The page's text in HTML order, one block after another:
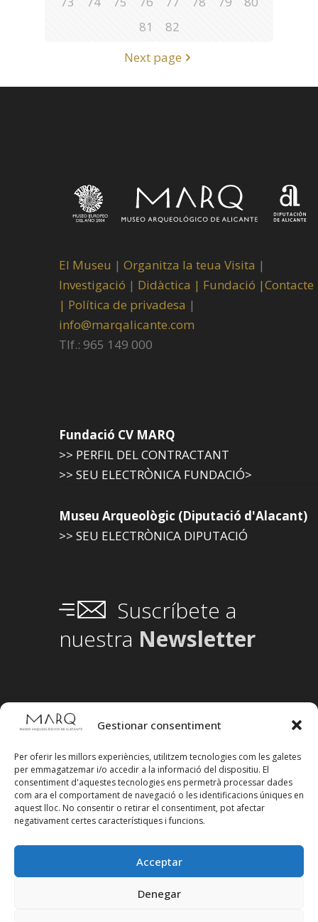
Gestionar consentiment
Per oferir les millors experiències, utilitzem tecnologies com les galetes
per emmagatzemar i/o accedir a la informació del dispositiu. El
consentiment d'aquestes tecnologies ens permetrà processar dades
com ara el comportament de navegació o les identificacions úniques en
aquest lloc. No consentir o retirar el consentiment, pot afectar
negativament certes característiques i funcions.
Acceptar
Denegar
81
82
Next page
El Museu | Organitza la teua Visita |
Investigació | Didàctica | Fundació |Contacte
| Política de privadesa |
info@marqalicante.com
Tlf.: 965 149 000
Fundació CV MARQ
>> PERFIL DEL CONTRACTANT
>> SEU ELECTRÒNICA FUNDACIÓ>
Museu Arqueològic (Diputació d'Alacant)
>> SEU ELECTRÒNICA DIPUTACIÓ
Suscríbete a
nuestra Newsletter
Segueix-nos en xarxes socials